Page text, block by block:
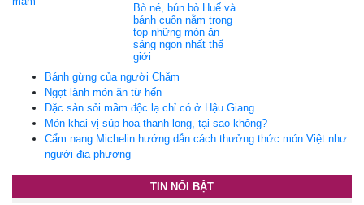
Bò né, bún bò Huế và
bánh cuốn nằm trong
top những món ăn
sáng ngon nhất thế
giới
Bánh gừng của người Chăm
Ngọt lành món ăn từ hến
Đặc sản sỏi mầm độc lạ chỉ có ở Hậu Giang
Món khai vị súp hoa thanh long, tại sao không?
Cẩm nang Michelin hướng dẫn cách thưởng thức món Việt như
người địa phương
TIN NỔI BẬT